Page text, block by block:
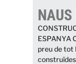
ESPANYA
preu de tot